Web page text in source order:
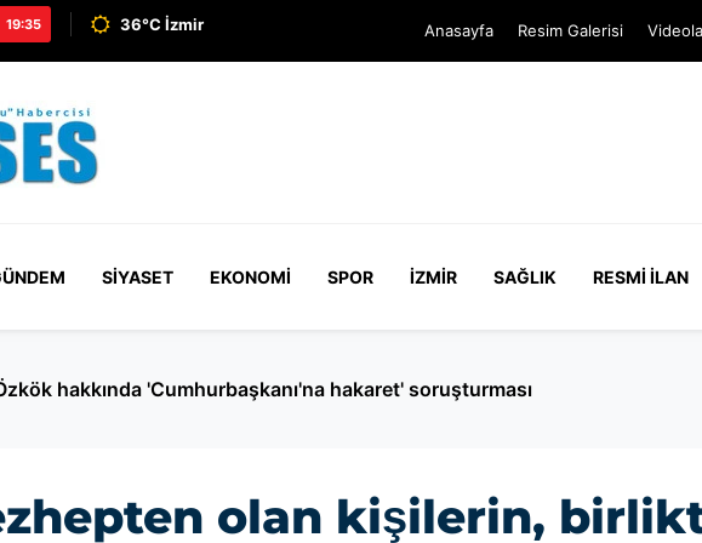
19:35 36°C İzmir Anasayfa Resim Galerisi
SIYASET EKONOMI SPOR İZMIR SAĞLIK RESMI İLAN
hakkında 'Cumhurbaşkanı'na hakaret' soruşturması
olan kişilerin,